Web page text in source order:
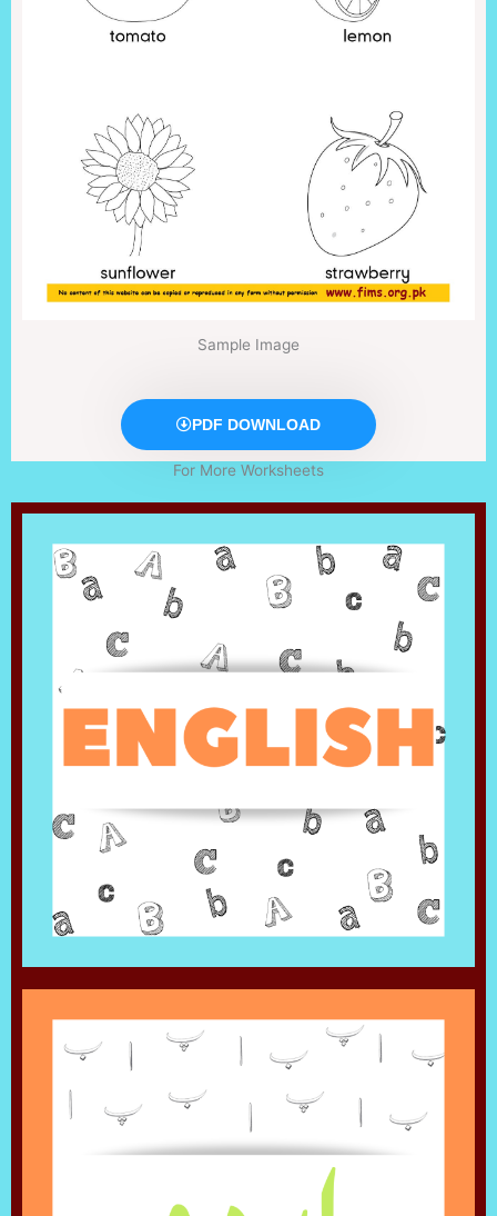
Sample Image
PDF DOWNLOAD
For More Worksheets